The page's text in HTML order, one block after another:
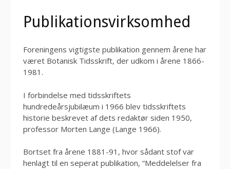
Publikationsvirksomhed
Foreningens vigtigste publikation gennem årene har
været Botanisk Tidsskrift, der udkom i årene 1866-
1981.
I forbindelse med tidsskriftets
hundredeårsjubilæum i 1966 blev tidsskriftets
historie beskrevet af dets redaktør siden 1950,
professor Morten Lange (Lange 1966).
Bortset fra årene 1881-91, hvor sådant stof var
henlagt til en seperat publikation, “Meddelelser fra